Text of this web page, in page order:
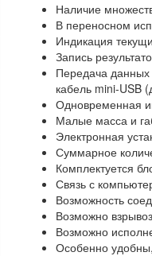
Наличие
В переносном
Индикация
Запись
Передача данных
кабель mini-USB
Одновременная
Малые масса и
Электронная
Суммарное
Комплектуется
Связь с
Возможность
Возможно
Возможно
Особенно